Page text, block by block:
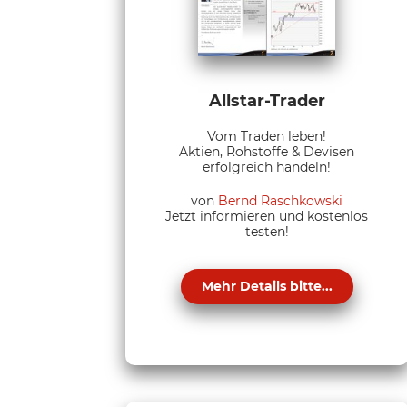
Allstar-Trader
Vom Traden leben!
Aktien, Rohstoffe & Devisen
erfolgreich handeln!
von Bernd Raschkowski
Jetzt informieren und kostenlos
testen!
Mehr Details bitte...